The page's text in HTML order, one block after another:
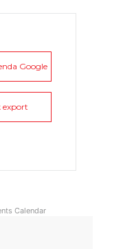
Google
export
Calendar